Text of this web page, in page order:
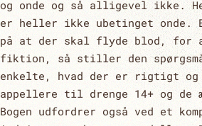
og onde og så alligevel ikke.
er heller ikke ubetinget
på at der skal flyde blod, for at
fiktion, så stiller den
enkelte, hvad der er rigtigt
appellere til drenge 14+ og de
Bogen udfordrer også ved et